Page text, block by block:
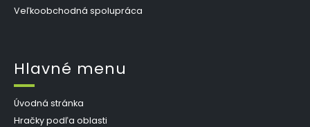
Veľkoobchodná spolupráca
Hlavné menu
Úvodná stránka
Hračky podľa oblasti